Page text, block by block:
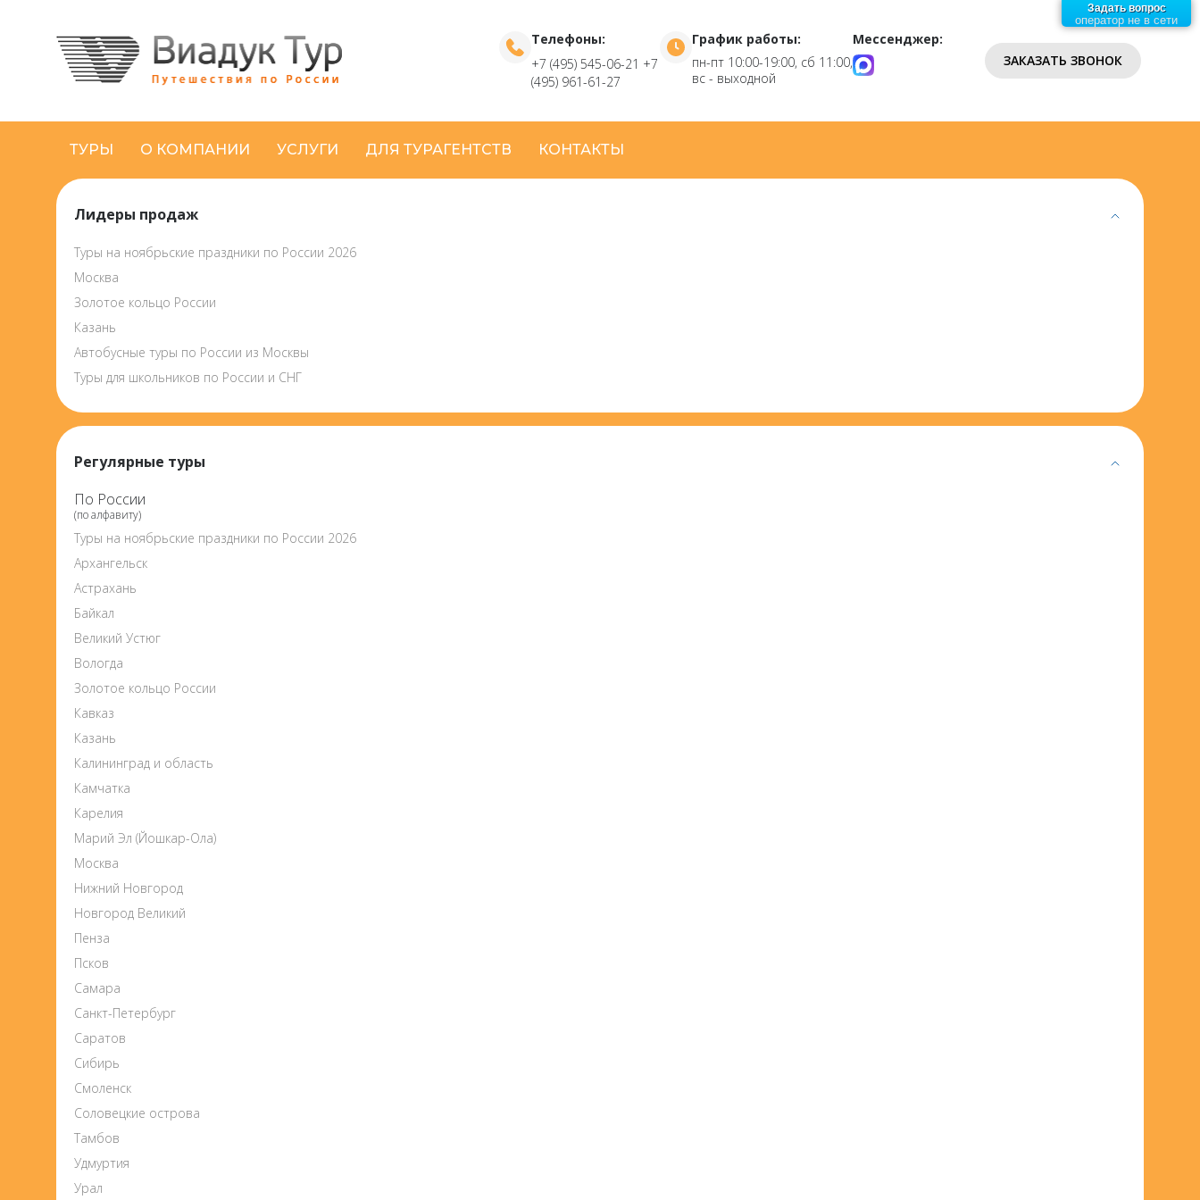
Телефоны:
+7 (495) 545-06-21 +7
(495) 961-61-27
График работы:
пн-пт 10:00-19:00, сб 11:00,
вс - выходной
Мессенджер:
ЗАКАЗАТЬ ЗВОНОК
ТУРЫ О КОМПАНИИ УСЛУГИ ДЛЯ ТУРАГЕНТСТВ КОНТАКТЫ
Лидеры продаж
Туры на ноябрьские праздники по России 2026
Москва
Золотое кольцо России
Казань
Автобусные туры по России из Москвы
Туры для школьников по России и СНГ
Регулярные туры
По России
(по алфавиту)
Туры на ноябрьские праздники по России 2026
Архангельск
Астрахань
Байкал
Великий Устюг
Вологда
Золотое кольцо России
Кавказ
Казань
Калининград и область
Камчатка
Карелия
Марий Эл (Йошкар-Ола)
Москва
Нижний Новгород
Новгород Великий
Пенза
Псков
Самара
Санкт-Петербург
Саратов
Сибирь
Смоленск
Соловецкие острова
Тамбов
Удмуртия
Урал
Задать вопрос
оператор не в сети